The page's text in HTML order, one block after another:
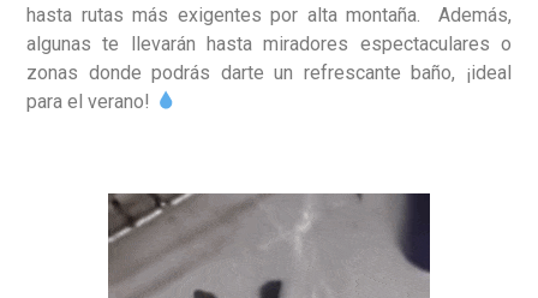
hasta rutas más exigentes por alta montaña. Además,
algunas te llevarán hasta miradores espectaculares o
zonas donde podrás darte un refrescante baño, ¡ideal
para el verano!